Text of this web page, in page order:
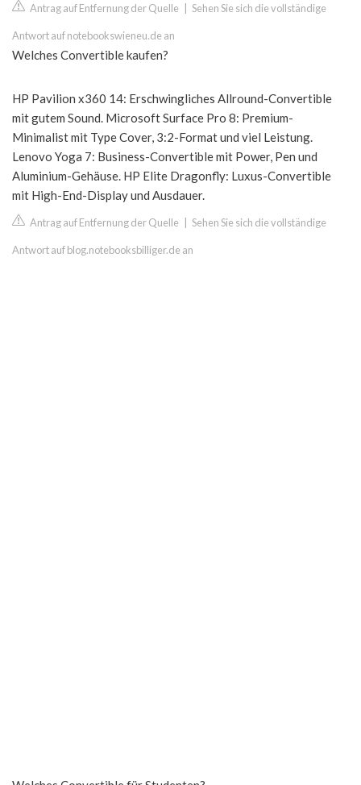
Antrag auf Entfernung der Quelle Sehen Sie sich die vollständige
Antwort auf notebookswieneu.de an
Welches Convertible kaufen?
HP Pavilion x360 14: Erschwingliches Allround-Convertible
mit gutem Sound. Microsoft Surface Pro 8: Premium-
Minimalist mit Type Cover, 3:2-Format und viel Leistung.
Lenovo Yoga 7: Business-Convertible mit Power, Pen und
Aluminium-Gehäuse. HP Elite Dragonfly: Luxus-Convertible
mit High-End-Display und Ausdauer.
Antrag auf Entfernung der Quelle Sehen Sie sich die vollständige
Antwort auf blog.notebooksbilliger.de an